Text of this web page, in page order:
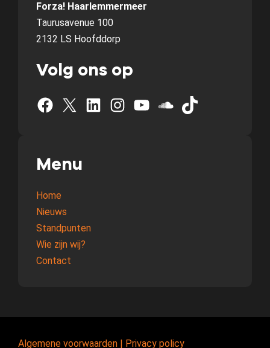
Forza! Haarlemmermeer
Taurusavenue 100
2132 LS Hoofddorp
Volg ons op
Facebook X LinkedIn Instagram YouTube SoundCloud TikTok
Menu
Home
Nieuws
Standpunten
Wie zijn wij?
Contact
Algemene voorwaarden | Privacy policy